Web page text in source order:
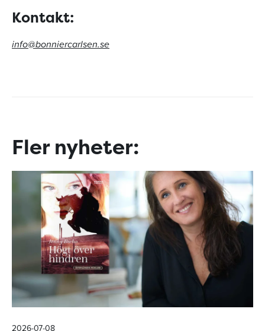
Kontakt:
info@bonniercarlsen.se
Fler nyheter:
2026-07-08